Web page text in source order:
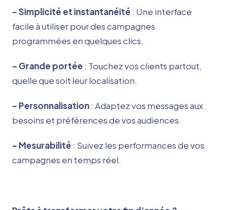
– Simplicité et instantanéité : Une interface
facile à utiliser pour des campagnes
programmées en quelques clics.
– Grande portée : Touchez vos clients partout,
quelle que soit leur localisation.
– Personnalisation: Adaptez vos messages aux
besoins et préférences de vos audiences.
– Mesurabilité : Suivez les performances de vos
campagnes en temps réel.